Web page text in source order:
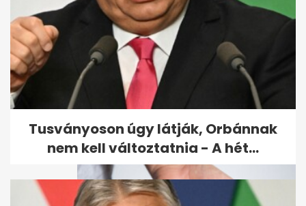
Szombattól olcsóbb lehet a
tankolás: csökken a benzin és
a...
Tusványoson úgy látják, Orbánnak
nem kell változtatnia - A hét...